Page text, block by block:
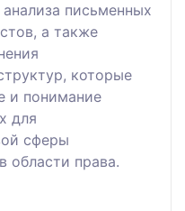
письменных
а также
которые
и понимание
для
сферы
области права.